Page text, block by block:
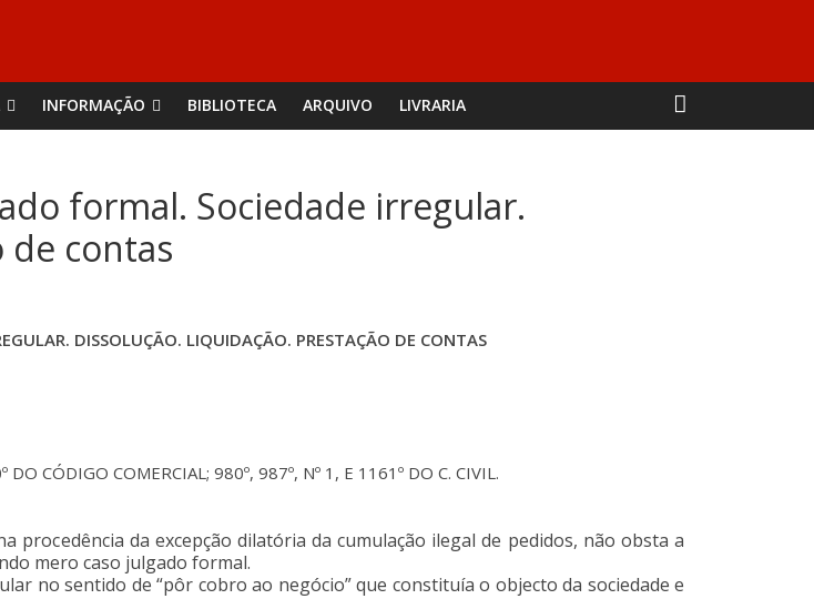
INFORMAÇÃO BIBLIOTECA ARQUIVO LIVRARIA
formal. Sociedade irregular.
de contas
DISSOLUÇÃO. LIQUIDAÇÃO. PRESTAÇÃO DE CONTAS
DO CÓDIGO COMERCIAL; 980º, 987º, Nº 1, E 1161º DO C. CIVIL.
procedência da excepção dilatória da cumulação ilegal de pedidos, não obsta a
mero caso julgado formal.
no sentido de “pôr cobro ao negócio” que constituía o objecto da sociedade e